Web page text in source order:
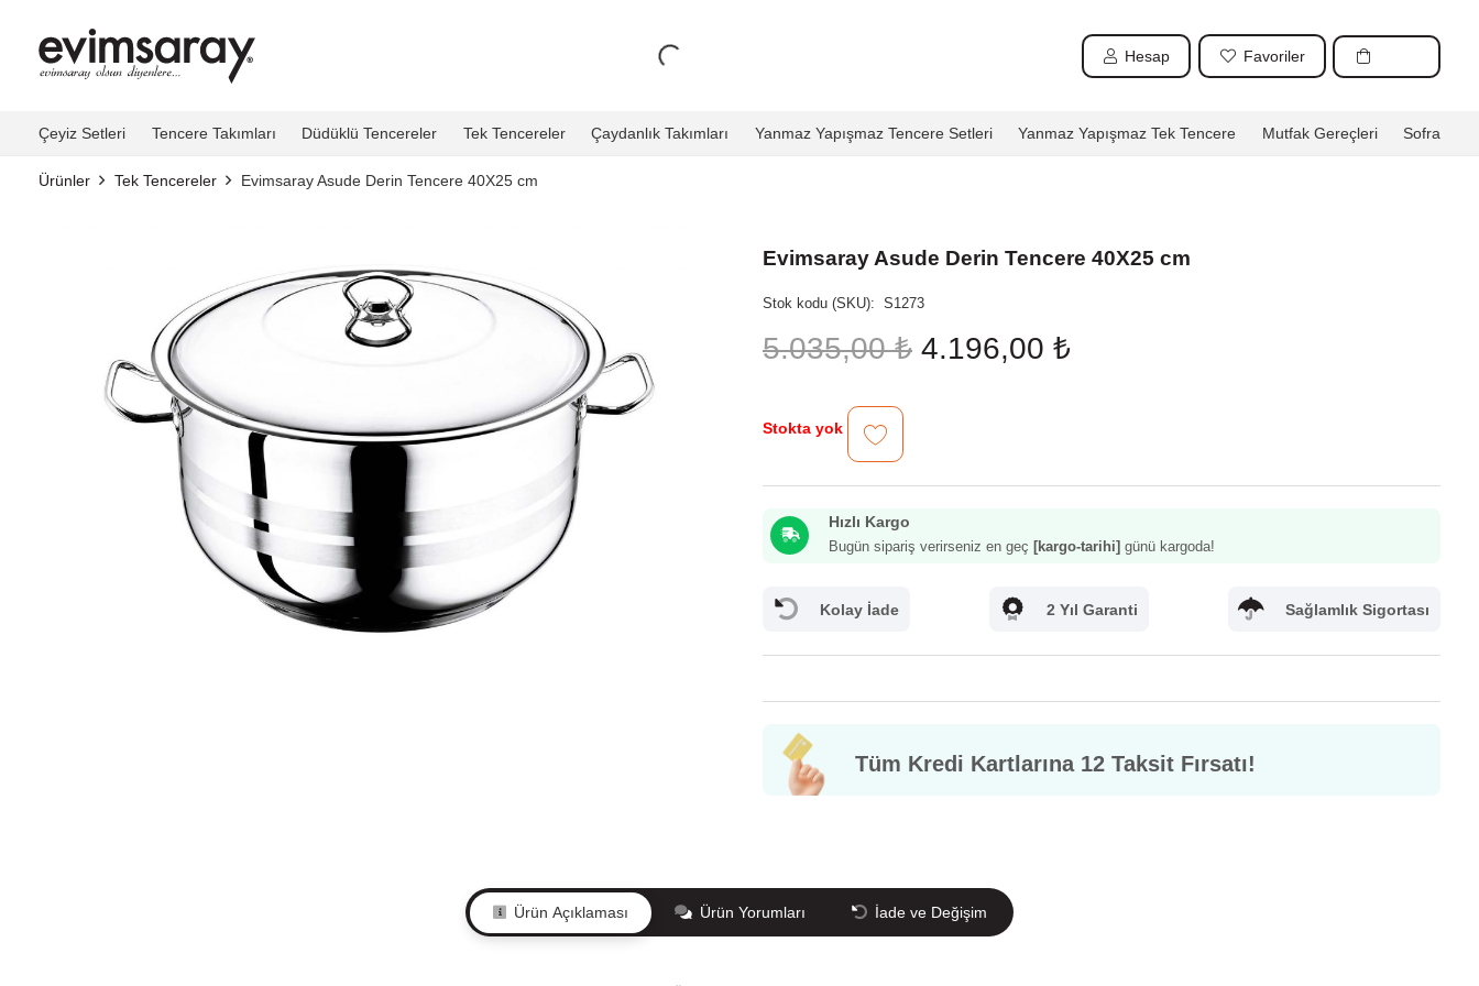
Hesap Favoriler
Çeyiz Setleri Tencere Takımları Düdüklü Tencereler Tek Tencereler Çaydanlık Takımları Yanmaz Yapışmaz Tencere Setleri Yanmaz Yapışmaz Tek Tencere Mutfak Gereçleri Sofra
Ürünler Tek Tencereler Evimsaray Asude Derin Tencere 40X25 cm
Evimsaray Asude Derin Tencere 40X25 cm
Stok kodu (SKU): S1273
5.035,00₺ Orijinal
fiyat:
4.196,00 ₺Şu
Stokta yok
Hızlı Kargo
Bugün sipariş verirseniz en geç [kargo-tarihi] günü kargoda!
Kolay İade 2 Yıl Garanti Sağlamlık Sigortası
Tüm Kredi Kartlarına 12 Taksit Fırsatı!
Ürün Açıklaması Ürün Yorumları İade ve Değişim
KVKK/BİLGİ GÜVENLİĞİ/GİZLİLİK Mesafeli Satış Sözleşmesi Bilgi Toplumu İletişim